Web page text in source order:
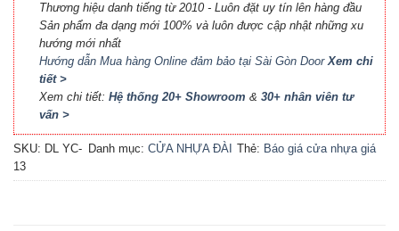
Thương hiệu danh tiếng từ 2010 - Luôn đặt uy tín lên hàng đầu
Sản phẩm đa dạng mới 100% và luôn được cập nhật những xu
hướng mới nhất
Hướng dẫn Mua hàng Online đảm bảo tại Sài Gòn DoorXem chi
tiết >
Xem chi tiết: Hệ thống 20+ Showroom & 30+ nhân viên tư
vấn >
SKU: DL YC-
13
Danh mục: CỬA NHỰA ĐÀI Thẻ: Báo giá cửa nhựa giá
HCM,Cửa nhựa đúc Đài